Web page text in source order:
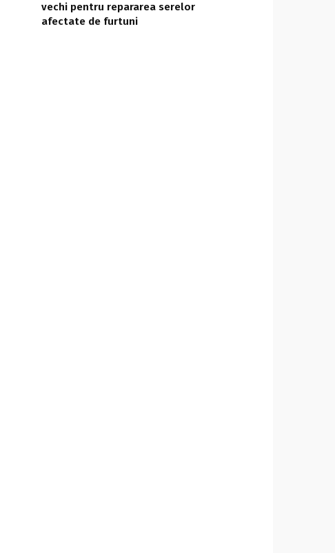
vechi pentru repararea serelor
afectate de furtuni